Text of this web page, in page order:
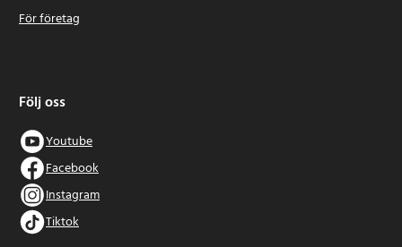
För företag
Följ oss
Youtube
Facebook
Instagram
Tiktok